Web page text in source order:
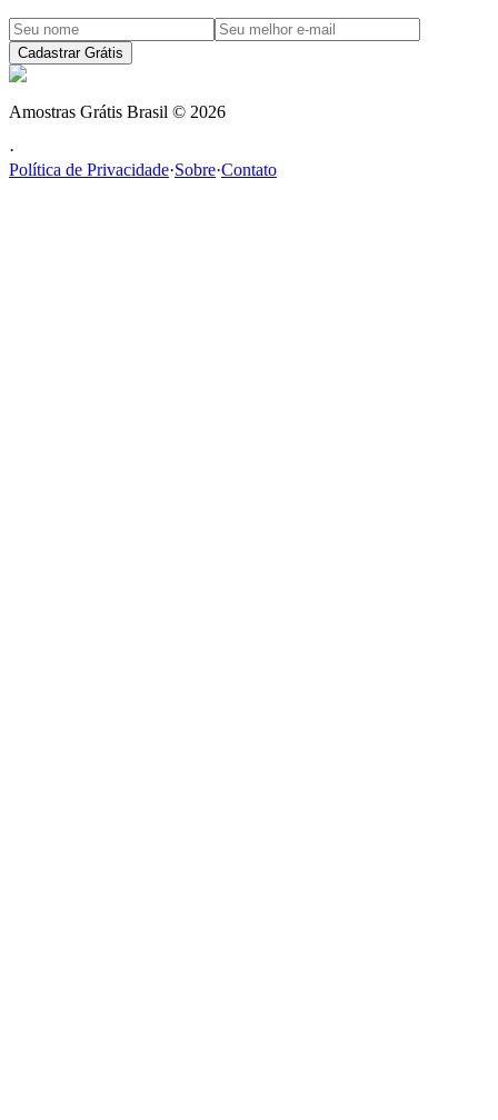
Cadastrar Grátis
Amostras Grátis Brasil © 2026
·
Política de Privacidade·Sobre·Contato